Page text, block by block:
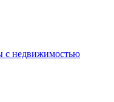
с недвижимостью